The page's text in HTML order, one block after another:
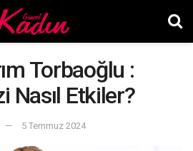
Torbaoğlu :
Nasıl Etkiler?
5 Temmuz 2024